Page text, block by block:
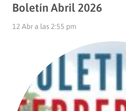
Boletín Abril 2026
12 Abr a las 2:55 pm